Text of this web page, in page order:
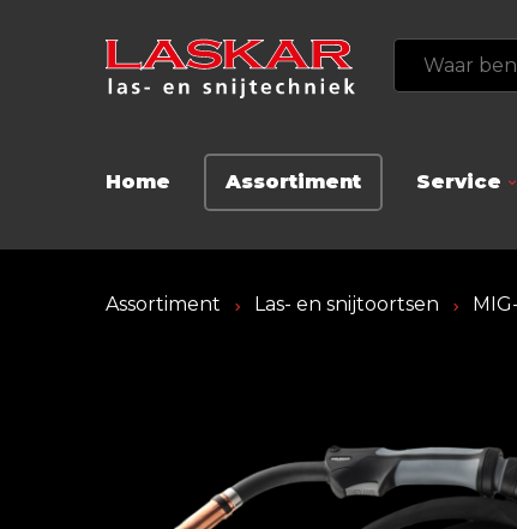
Home Assortiment Service
Assortiment Las- en snijtoortsen